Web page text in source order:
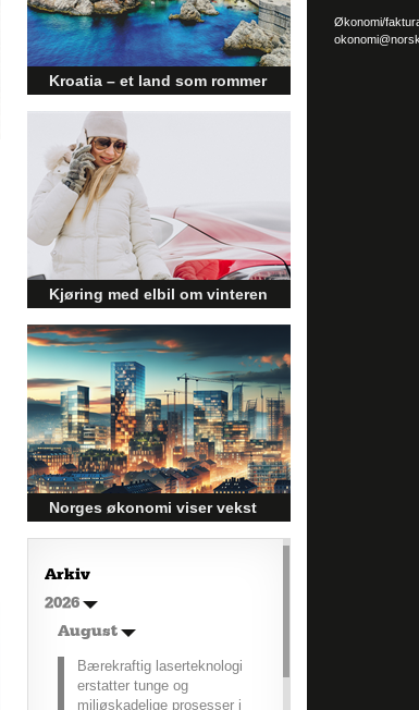
Kroatia – et land som rommer
mer enn kysten
Kroatia forbindes ofte med sol,
bading og klart hav, men landet
har langt flere sider enn det
førsteinntrykket mange sitter igjen
med.
Kjøring med elbil om vinteren
– hvordan få bedre
rekkevidde?
Elbiler (EV) representerer
fremtiden for transport, men deres
effektivitet under utfordrende
vinterforhold kan være en
utfordring.
Norges økonomi viser vekst
og påvirker byggebransjen
Den norske økonomien har vist
jevn vekst de siste tre kvartalene,
noe som skaper optimisme på
tvers av ulike sektorer.
Byggebransjen er spesielt godt
posisjonert til å dra nytte av denne
økonomiske oppgangen.
Arkiv
2026
August
Bærekraftig laserteknologi
erstatter tunge og
miljøskadelige prosesser i
Økonomi/